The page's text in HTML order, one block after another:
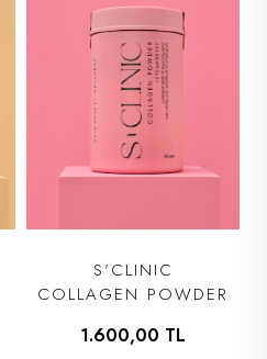
S’CLINIC
COLLAGEN POWDER
1.600,00 TL